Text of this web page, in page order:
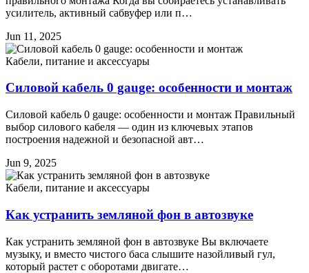
усилитель, активный сабвуфер или п…
Jun 11, 2025
Кабели, питание и аксессуары
Силовой кабель 0 gauge: особенности и монтаж
Силовой кабель 0 gauge: особенности и монтаж Правильный
выбор силового кабеля — один из ключевых этапов
построения надежной и безопасной авт…
Jun 9, 2025
Кабели, питание и аксессуары
Как устранить земляной фон в автозвуке
Как устранить земляной фон в автозвуке Вы включаете
музыку, и вместо чистого баса слышите назойливый гул,
который растет с оборотами двигате…